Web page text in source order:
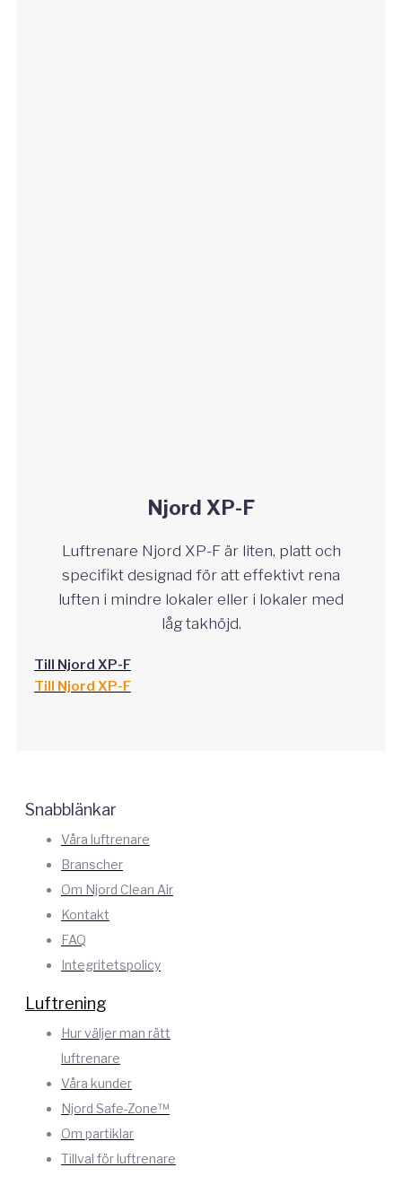
Njord XP-F
Luftrenare Njord XP-F är liten, platt och
specifikt designad för att effektivt rena
luften i mindre lokaler eller i lokaler med
låg takhöjd.
Till Njord XP-F
Till Njord XP-F
Snabblänkar
Våra luftrenare
Branscher
Om Njord Clean Air
Kontakt
FAQ
Integritetspolicy
Luftrening
Hur väljer man rätt
luftrenare
Våra kunder
Njord Safe-Zone™
Om partiklar
Tillval för luftrenare